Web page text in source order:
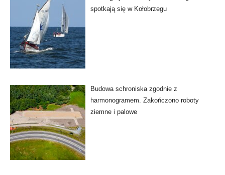
spotkają się w Kołobrzegu
Budowa schroniska zgodnie z
harmonogramem. Zakończono roboty
ziemne i palowe